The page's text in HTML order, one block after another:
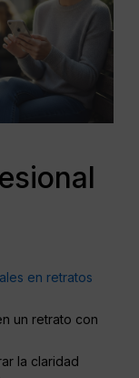
en retratos
un retrato con
la claridad